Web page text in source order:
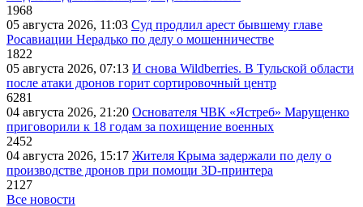
1968
05 августа 2026, 11:03 Суд продлил арест бывшему главе
Росавиации Нерадько по делу о мошенничестве
1822
05 августа 2026, 07:13 И снова Wildberries. В Тульской области
после атаки дронов горит сортировочный центр
6281
04 августа 2026, 21:20 Основателя ЧВК «Ястреб» Марущенко
приговорили к 18 годам за похищение военных
2452
04 августа 2026, 15:17 Жителя Крыма задержали по делу о
производстве дронов при помощи 3D‑принтера
2127
Все новости